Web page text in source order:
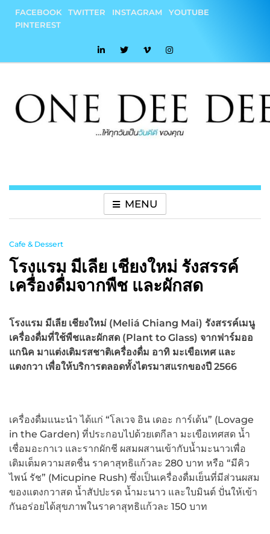
content
FACEBOOK TWITTER INSTAGRAM
YOUTUBE
PINTEREST
MENU
Cafe & Dessert
โรงแรม มีเลีย เชียงใหม่ รังสรรค์
เครื่องดื่มจากพืช และผักสด
โรงแรม มีเลีย เชียงใหม่ (Meliá Chiang Mai) รังสรรค์เมนู
เครื่องดื่มที่ใช้พืชและผักสด (Plant to Glass) จากฟาร์มออ
แกนิค มาแต่งเติมรสชาติเครื่องดื่ม อาทิ มะเขือเทศ และ
แตงกวา เพื่อให้บริการตลอดทั้งไตรมาสแรกของปี 2566
เครื่องดื่มแนะนำ ได้แก่ “โลเวจ อิน เดอะ การ์เด้น” (Lovage
in the Garden) ที่ประกอบไปด้วยเตกีลา มะเขือเทศสด น้ำ
เชื่อมอะกาเว และรากผักชี ผสมผสานเข้ากับน้ำมะนาวเพื่อ
เติมเต็มความสดชื่น ราคาสุทธิแก้วละ 280 บาท หรือ “มีคิว
ไพน์ รัช” (Micupine Rush) ซึ่งเป็นเครื่องดื่มเย็นที่มีส่วนผสม
ของแตงกวาสด น้ำสัปปะรด น้ำมะนาว และใบมินต์ ปั่นให้เข้า
กันอร่อยได้สุขภาพในราคาสุทธิแก้วละ 150 บาท